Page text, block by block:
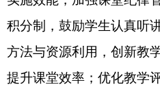
育人，厚植文化根基，充分发挥
织学生和家长共同参与传统文
践、志愿服务等活动，引导家